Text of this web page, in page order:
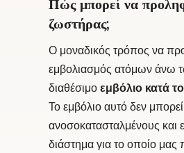
Πώς μπορεί να
ζωστήρας;
Ο μοναδικός τρόπος να
εμβολιασμός ατόμων άνω
διαθέσιμοεμβόλιο κατά
Το εμβόλιο αυτό δεν
ανοσοκατασταλμένους και
διάστημα για το οποίο μας